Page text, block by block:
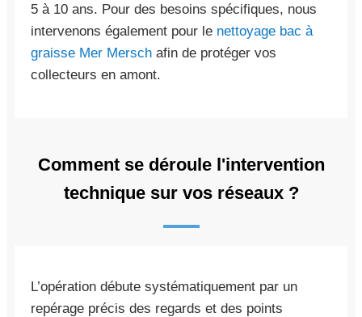
5 à 10 ans. Pour des besoins spécifiques, nous
intervenons également pour le nettoyage bac à
graisse Mer Mersch afin de protéger vos
collecteurs en amont.
Comment se déroule l'intervention
technique sur vos réseaux ?
L’opération débute systématiquement par un
repérage précis des regards et des points